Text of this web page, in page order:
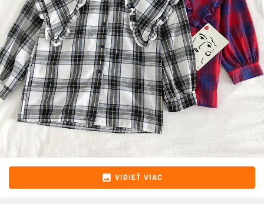
image VIDIEŤ VIAC